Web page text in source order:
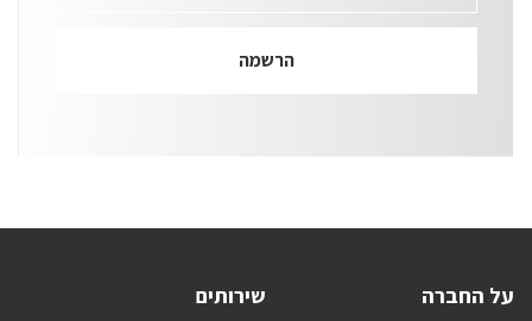
על החברה שירותים